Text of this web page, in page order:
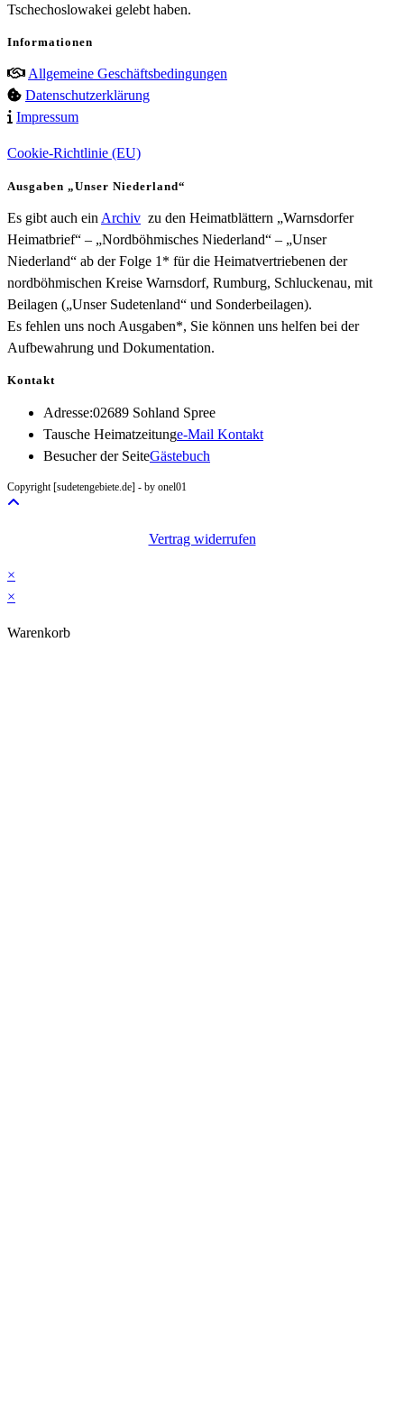
Tschechoslowakei gelebt haben.
Informationen
Allgemeine Geschäftsbedingungen
Datenschutzerklärung
Impressum
Cookie-Richtlinie (EU)
Ausgaben „Unser Niederland“
Es gibt auch ein Archiv zu den Heimatblättern „Warnsdorfer
Heimatbrief“ – „Nordböhmisches Niederland“ – „Unser
Niederland“ ab der Folge 1* für die Heimatvertriebenen der
nordböhmischen Kreise Warnsdorf, Rumburg, Schluckenau, mit
Beilagen („Unser Sudetenland“ und Sonderbeilagen).
Es fehlen uns noch Ausgaben*, Sie können uns helfen bei der
Aufbewahrung und Dokumentation.
Kontakt
Adresse:02689 Sohland Spree
Tausche Heimatzeitunge-Mail KontaktOpens
Besucher der SeiteGästebuch
Copyright [sudetengebiete.de] - by onel01
Vertrag widerrufen
×
×
Warenkorb